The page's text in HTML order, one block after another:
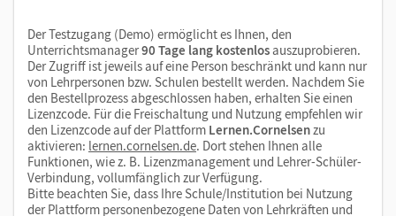
Der Testzugang (Demo) ermöglicht es Ihnen, den
Unterrichtsmanager90 Tage lang kostenlosauszuprobieren.
Der Zugriff ist jeweils auf eine Person beschränkt und kann nur
von Lehrpersonen bzw. Schulen bestellt werden. Nachdem Sie
den Bestellprozess abgeschlossen haben, erhalten Sie einen
Lizenzcode. Für die Freischaltung und Nutzung empfehlen wir
den Lizenzcode auf der Plattform Lernen.Cornelsenzu
aktivieren: lernen.cornelsen.de. Dort stehen Ihnen alle
Funktionen, wie z. B. Lizenzmanagement und Lehrer-Schüler-
Verbindung, vollumfänglich zur Verfügung.
Bitte beachten Sie, dass Ihre Schule/Institution bei Nutzung
der Plattform personenbezogene Daten von Lehrkräften und